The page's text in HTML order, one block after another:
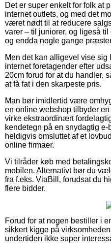
Det er super enkelt for folk at
internet outlets, og med det
været nødt til at reducere
varer – til juniorer, og ligeså
og endda nogle gange
Men det kan alligevel vise
internet foretagender efter
20cm forud for at du handler,
at få fat i den skarpeste pris.
Man bør imidlertid være
en online webshop tilbyder
virke ekstraordinært
kendetegn på en snydagtig
heldigvis omsluttet af et
online firmaer.
Vi tilråder køb med
mobilen. Alternativt bør du
fra f.eks. ViaBill, forudsat du
flere bidder.
Forud for at nogen bestiller i
sikkert kigge på
undertiden ikke super